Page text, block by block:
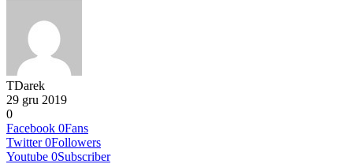
TDarek
29 gru 2019
0
Facebook 0Fans
Twitter 0Followers
Youtube 0Subscriber